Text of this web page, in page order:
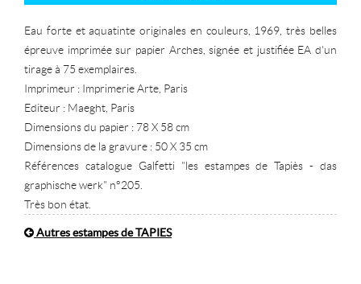
Eau forte et aquatinte originales en couleurs, 1969, très belles
épreuve imprimée sur papier Arches, signée et justifiée EA d'un
tirage à 75 exemplaires.
Imprimeur : Imprimerie Arte, Paris
Editeur : Maeght, Paris
Dimensions du papier : 78 X 58 cm
Dimensions de la gravure : 50 X 35 cm
Références catalogue Galfetti "les estampes de Tapiès - das
graphische werk" n°205.
Très bon état.
Autres estampes de TAPIES